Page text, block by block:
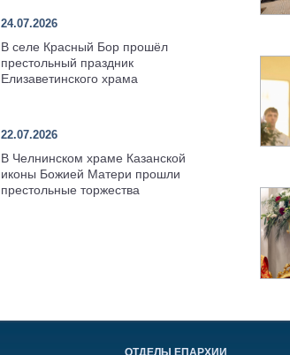
24.07.2026
В селе Красный Бор прошёл
престольный праздник
Елизаветинского храма
22.07.2026
В Челнинском храме Казанской
иконы Божией Матери прошли
престольные торжества
ОТДЕЛЫ ЕПАРХИИ